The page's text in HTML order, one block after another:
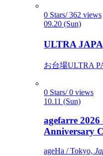
0 Stars/ 362 views
09.20 (Sun)
ULTRA
お台場ULTRA
0 Stars/ 0 views
10.11 (Sun)
agefarre
Anniversary
ageHa / Tokyo,